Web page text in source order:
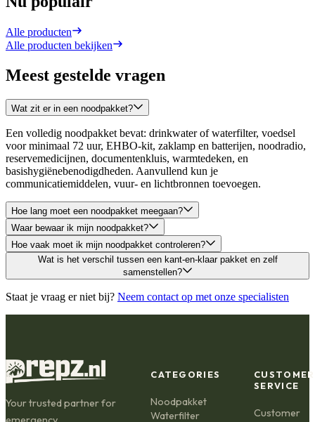
Alle producten
Alle producten bekijken
Meest gestelde vragen
Wat zit er in een noodpakket?
Een volledig noodpakket bevat: drinkwater of waterfilter, voedsel
voor minimaal 72 uur, EHBO-kit, zaklamp en batterijen, noodradio,
reservemedicijnen, documentenkluis, warmtedeken, en
basishygiënebenodigdheden. Aanvullend kun je
communicatiemiddelen, vuur- en lichtbronnen toevoegen.
Hoe lang moet een noodpakket meegaan?
Waar bewaar ik mijn noodpakket?
Hoe vaak moet ik mijn noodpakket controleren?
Wat is het verschil tussen een kant-en-klaar pakket en zelf
samenstellen?
Staat je vraag er niet bij? Neem contact op met onze specialisten
Your trusted partner for
CATEGORIES
Noodpakket
Waterfilter
CUSTOMER
SERVICE
Customer